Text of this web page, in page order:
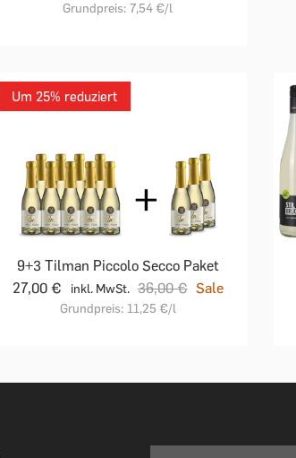
Grundpreis: 7,54 €/l
Um 25% reduziert
9+3 Tilman Piccolo Secco Paket
27,00 €
inkl. MwSt. 36,00 € Sale
Grundpreis: 11,25 €/l